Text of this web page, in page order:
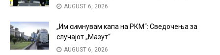
AUGUST 6, 2026
„Им симнувам капа на РКМ“: Сведочења за
случајот „Мазут“
AUGUST 6, 2026